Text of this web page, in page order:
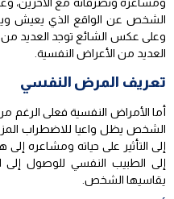
ومشاعره وتصرفاته مع الآخرين،
الشخص عن الواقع الذي يعيش
وعلى عكس الشائع توجد العديد من
العديد من الأعراض النفسية.
تعريف المرض النفسي
أما الأمراض النفسية فعلى الرغم
الشخص يظل واعيا للاضطراب
إلى التأثير على حياته ومشاعره
إلى الطبيب النفسي للوصول إلى
يقاسيها الشخص.